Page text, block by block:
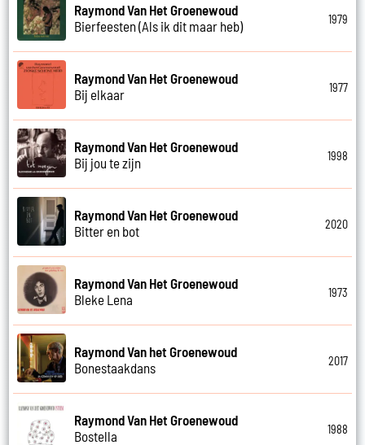
Raymond Van Het Groenewoud
Bierfeesten (Als ik dit maar heb)
1979
Raymond Van Het Groenewoud
Bij elkaar
1977
Raymond Van Het Groenewoud
Bij jou te zijn
1998
Raymond Van Het Groenewoud
Bitter en bot
2020
Raymond Van Het Groenewoud
Bleke Lena
1973
Raymond Van het Groenewoud
Bonestaakdans
2017
Raymond Van Het Groenewoud
Bostella
1988